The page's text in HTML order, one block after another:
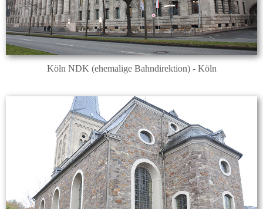
Köln NDK (ehemalige Bahndirektion) - Köln